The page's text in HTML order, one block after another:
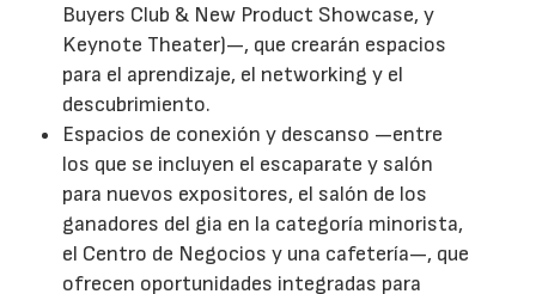
Buyers Club & New Product Showcase, y
Keynote Theater)—, que crearán espacios
para el aprendizaje, el networking y el
descubrimiento.
Espacios de conexión y descanso —entre
los que se incluyen el escaparate y salón
para nuevos expositores, el salón de los
ganadores del gia en la categoría minorista,
el Centro de Negocios y una cafetería—, que
ofrecen oportunidades integradas para